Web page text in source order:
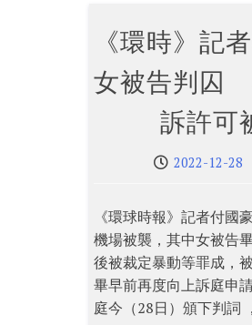
《環時》記
女被告判囚
訴許可
2022-12-28
《環球時報》記者付國
機場被襲，其中女被告
後被裁定暴動等罪成，
畢早前再度向上訴庭申
庭今（28日）頒下判詞